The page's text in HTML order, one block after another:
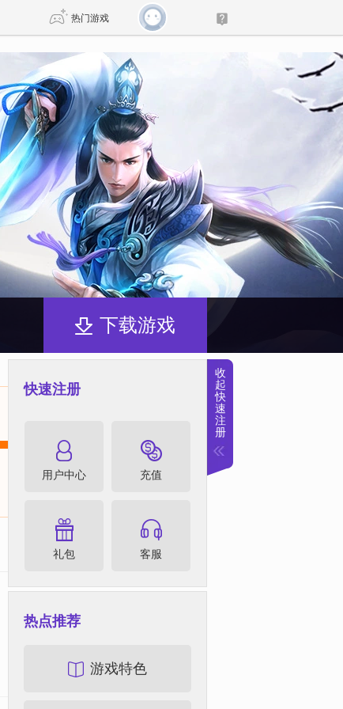
热门游戏
DNF 传奇4
剑网3旗舰版 新天龙八部
诛仙世界 新仙侠5
下载游戏
进入官网
收
起
快
速
注
册
快速注册
用户中心 充值
礼包 客服
热点推荐
游戏特色